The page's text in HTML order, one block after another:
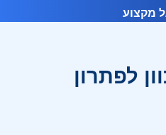
מקצוע
לפתרון